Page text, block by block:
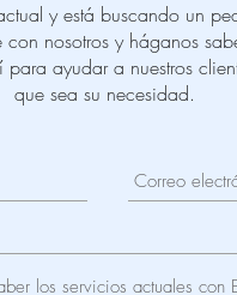
y está buscando un
nosotros y háganos
para ayudar a nuestros
que sea su necesidad.